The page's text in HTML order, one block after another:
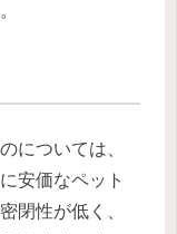
については、
安価なペット
閉性が低く、